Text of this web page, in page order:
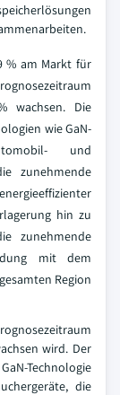
% am Markt für
wachsen. Die
wie GaN-
und
zunehmende
hin zu
zunehmende
mit dem
Region
wird. Der
Technologie
die